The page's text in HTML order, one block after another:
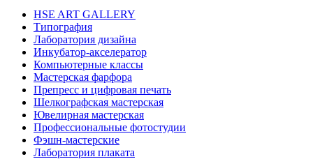
HSE ART GALLERY
Типография
Лаборатория дизайна
Инкубатор-акселератор
Компьютерные классы
Мастерская фарфора
Препресс и цифровая печать
Шелкографская мастерская
Ювелирная мастерская
Профессиональные фотостудии
Фэшн-мастерские
Лаборатория плаката